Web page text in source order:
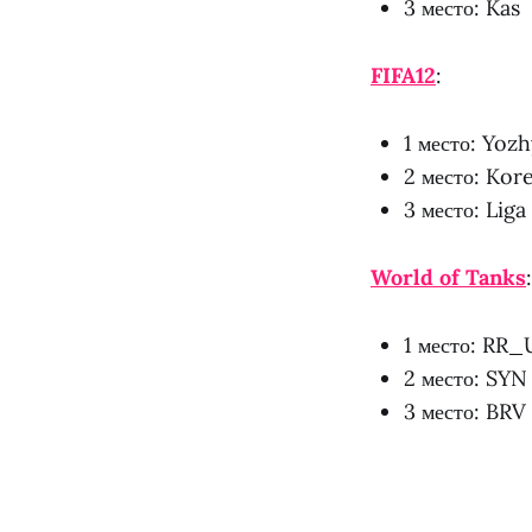
3 место: Kas
FIFA12:
1 место:
2 место:
3 место: Liga
World of Tanks:
1 место:
2 место: SYN
3 место: BRV